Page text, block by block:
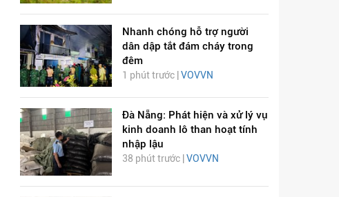
Nhanh chóng hỗ trợ người
dân dập tắt đám cháy trong
đêm
1 phút trước | VOVVN
Đà Nẵng: Phát hiện và xử lý vụ
kinh doanh lô than hoạt tính
nhập lậu
38 phút trước |VOVVN